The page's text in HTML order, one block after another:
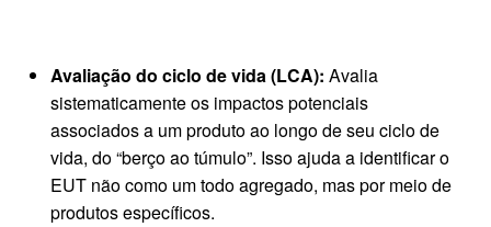
Avaliação do ciclo de vida (LCA): Avalia
sistematicamente os impactos potenciais
associados a um produto ao longo de seu ciclo de
vida, do “berço ao túmulo”. Isso ajuda a identificar o
EUT não como um todo agregado, mas por meio de
produtos específicos.